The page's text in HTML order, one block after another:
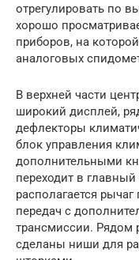
отрегулировать по
хорошо
приборов, на
аналоговых
В верхней части
широкий дисплей,
дефлекторы
блок управления
дополнительными
переходит в
располагается
передач с
трансмиссии. Рядом
сделаны ниши для